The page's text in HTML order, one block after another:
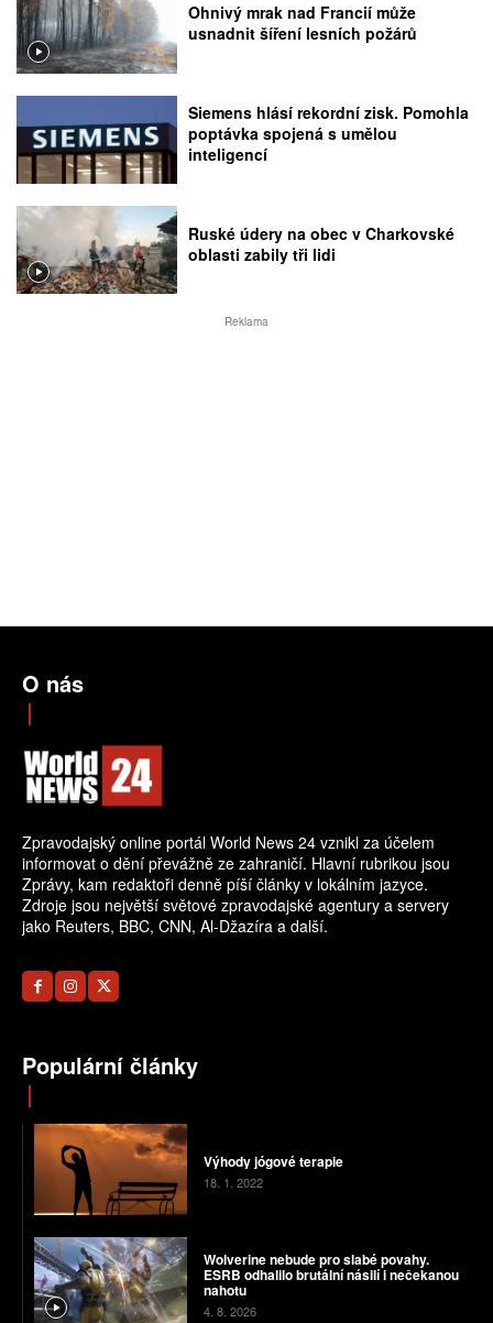
Ohnivý mrak nad Francií může
usnadnit šíření lesních požárů
Siemens hlásí rekordní zisk. Pomohla
poptávka spojená s umělou
inteligencí
Ruské údery na obec v Charkovské
oblasti zabily tři lidi
Reklama
O nás
Zpravodajský online portál World News 24 vznikl za účelem
informovat o dění převážně ze zahraničí. Hlavní rubrikou jsou
Zprávy, kam redaktoři denně píší články v lokálním jazyce.
Zdroje jsou největší světové zpravodajské agentury a servery
jako Reuters, BBC, CNN, Al-Džazíra a další.
Populární články
Výhody jógové terapie
18. 1. 2022
Wolverine nebude pro slabé povahy.
ESRB odhalilo brutální násilí i nečekanou
nahotu
4. 8. 2026